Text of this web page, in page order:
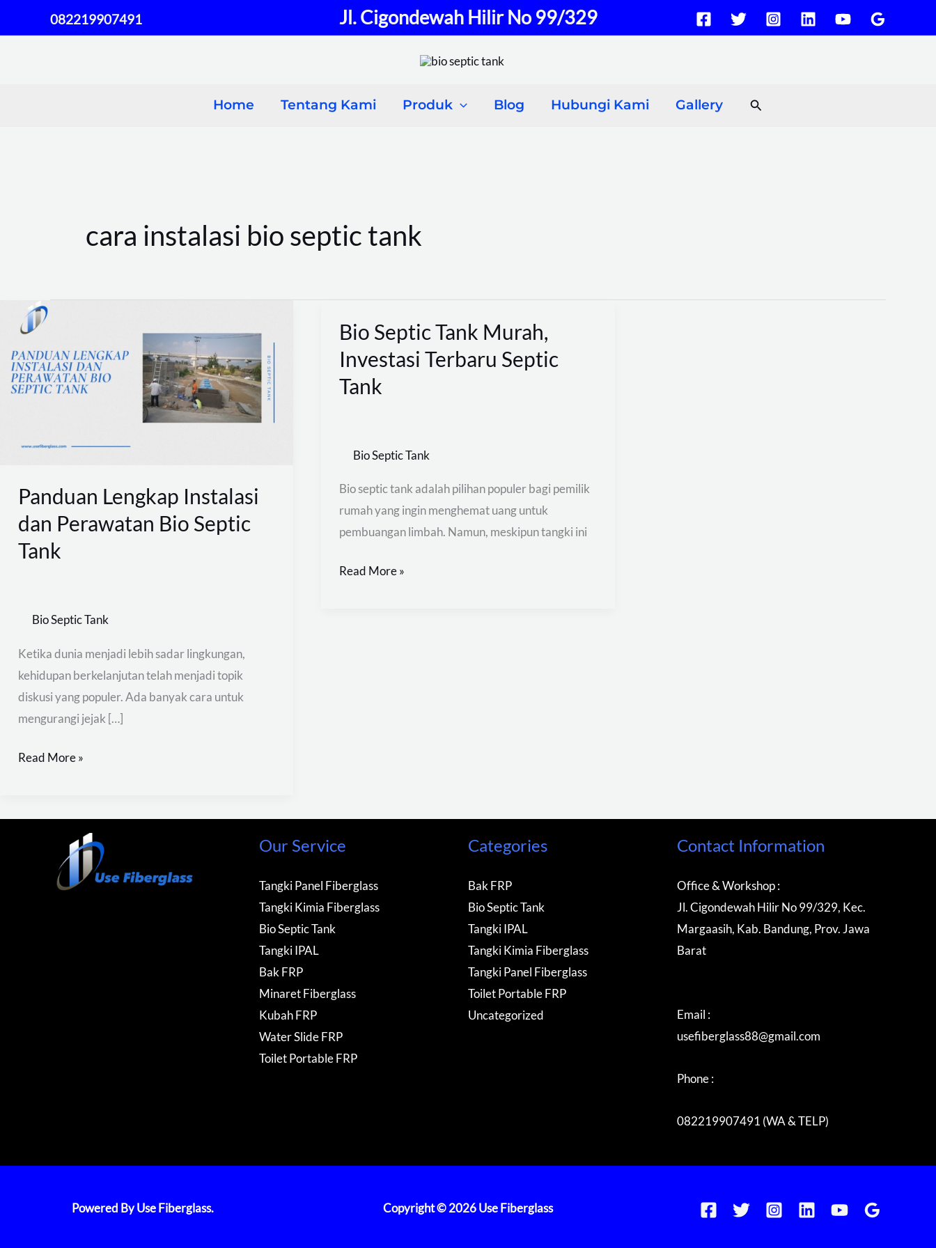
to
082219907491 Jl. Cigondewah Hilir No 99/329
Home Tentang Kami Produk Blog Hubungi Kami Gallery Search
cara instalasi bio septic tank
Panduan Lengkap Instalasi
dan Perawatan Bio Septic
Tank
Bio Septic Tank
Ketika dunia menjadi lebih sadar lingkungan,
kehidupan berkelanjutan telah menjadi topik
diskusi yang populer. Ada banyak cara untuk
mengurangi jejak […]
Panduan
Lengkap
Instalasi
dan
Perawatan
Read More »
Bio Septic Tank Murah,
Investasi Terbaru Septic
Tank
Bio Septic Tank
Bio septic tank adalah pilihan populer bagi pemilik
rumah yang ingin menghemat uang untuk
pembuangan limbah. Namun, meskipun tangki ini
Bio
Septic
Tank
Murah,
Septic
Read More »
Our Service
Tangki Panel Fiberglass
Tangki Kimia Fiberglass
Bio Septic Tank
Tangki IPAL
Bak FRP
Minaret Fiberglass
Kubah FRP
Water Slide FRP
Toilet Portable FRP
Categories
Bak FRP
Bio Septic Tank
Tangki IPAL
Tangki Kimia Fiberglass
Tangki Panel Fiberglass
Toilet Portable FRP
Uncategorized
Contact Information
Office & Workshop :
Jl. Cigondewah Hilir No 99/329, Kec.
Margaasih, Kab. Bandung, Prov. Jawa
Barat
Email :
usefiberglass88@gmail.com
Phone :
082219907491 (WA & TELP)
Powered By Use Fiberglass. Copyright © 2026 Use Fiberglass